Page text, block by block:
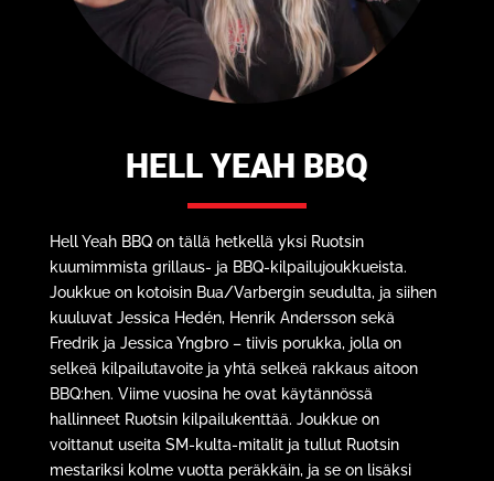
HELL YEAH BBQ
Hell Yeah BBQ on tällä hetkellä yksi Ruotsin
kuumimmista grillaus- ja BBQ-kilpailujoukkueista.
Joukkue on kotoisin Bua/Varbergin seudulta, ja siihen
kuuluvat Jessica Hedén, Henrik Andersson sekä
Fredrik ja Jessica Yngbro – tiivis porukka, jolla on
selkeä kilpailutavoite ja yhtä selkeä rakkaus aitoon
BBQ:hen. Viime vuosina he ovat käytännössä
hallinneet Ruotsin kilpailukenttää. Joukkue on
voittanut useita SM-kulta-mitalit ja tullut Ruotsin
mestariksi kolme vuotta peräkkäin, ja se on lisäksi